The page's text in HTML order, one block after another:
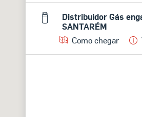
Distribuidor Gás
SANTARÉM
Como chegar